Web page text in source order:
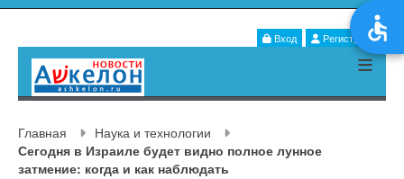
Вход Регистрация
Главная
Наука и технологии
Сегодня в Израиле будет видно полное лунное
затмение: когда и как наблюдать